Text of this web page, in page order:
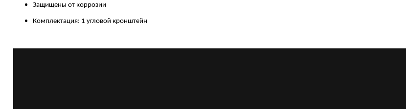
Защищены от коррозии
Комплектация: 1 угловой кронштейн